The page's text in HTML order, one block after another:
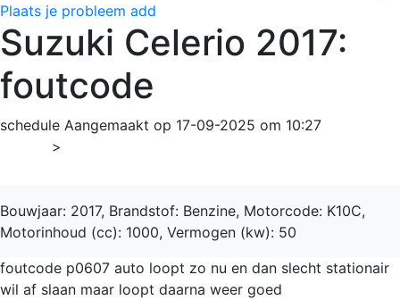
Plaats je probleem add
Suzuki Celerio 2017:
foutcode
schedule Aangemaakt op 17-09-2025 om 10:27
>
Bouwjaar: 2017, Brandstof: Benzine, Motorcode: K10C,
Motorinhoud (cc): 1000, Vermogen (kw): 50
foutcode p0607 auto loopt zo nu en dan slecht stationair
wil af slaan maar loopt daarna weer goed